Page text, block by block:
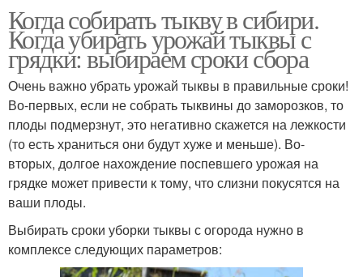
Когда собирать тыкву в сибири.
Когда убирать урожай тыквы с
грядки: выбираем сроки сбора
Очень важно убрать урожай тыквы в правильные сроки!
Во-первых, если не собрать тыквины до заморозков, то
плоды подмерзнут, это негативно скажется на лежкости
(то есть храниться они будут хуже и меньше). Во-
вторых, долгое нахождение поспевшего урожая на
грядке может привести к тому, что слизни покусятся на
ваши плоды.
Выбирать сроки уборки тыквы с огорода нужно в
комплексе следующих параметров: